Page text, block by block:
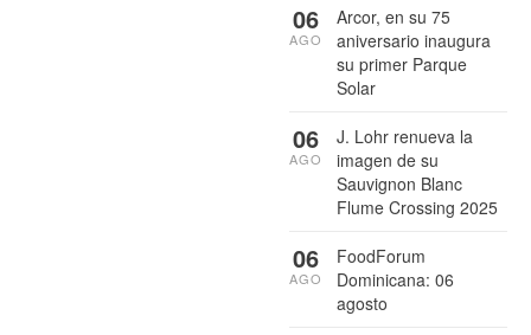
Arcor, en su 75
aniversario inaugura
su primer Parque
Solar
06
AGO
J. Lohr renueva la
imagen de su
Sauvignon Blanc
Flume Crossing 2025
06
AGO
FoodForum
Dominicana: 06
agosto
06
AGO